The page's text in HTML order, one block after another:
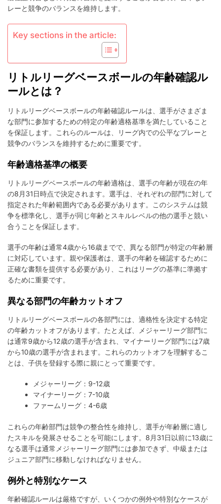
書
ロ
セ
ス、
課
レーと競争のバランスを維持します。
Key sections in the article:
リトルリーグベースボールの年齢確認ル
ールとは？
リトルリーグベースボールの年齢確認ルールは、選手がさまざま
な部門に参加するための特定の年齢適格基準を満たしていること
を保証します。これらのルールは、リーグ内での公平なプレーと
競争のバランスを維持するために重要です。
年齢適格基準の概要
リトルリーグベースボールの年齢適格は、選手の年齢が現在の年
の8月31日時点で決定されます。選手は、それぞれの部門に対して
指定された年齢範囲内である必要があります。このシステムは競
争を標準化し、選手が同じ年齢とスキルレベルの他の選手と競い
合うことを保証します。
選手の年齢は通常4歳から16歳までで、異なる部門が特定の年齢層
に対応しています。親や保護者は、選手の年齢を確認するために
正確な書類を提供する必要があり、これはリーグの基準に準拠す
るために重要です。
異なる部門の年齢カットオフ
リトルリーグベースボールの各部門には、適格性を決定する特定
の年齢カットオフがあります。たとえば、メジャーリーグ部門に
は通常9歳から12歳の選手が含まれ、マイナーリーグ部門には7歳
から10歳の選手が含まれます。これらのカットオフを理解するこ
とは、子供を登録する際に親にとって重要です。
メジャーリーグ：9-12歳
マイナーリーグ：7-10歳
ファームリーグ：4-6歳
これらの年齢部門は競争の整合性を維持し、選手が年齢層に適し
たスキルを発展させることを可能にします。8月31日以前に13歳に
なる選手は通常メジャーリーグ部門には参加できず、中級または
ジュニア部門に移動しなければなりません。
例外と特別なケース
年齢確認ルールは厳格ですが、いくつかの例外や特別なケースが